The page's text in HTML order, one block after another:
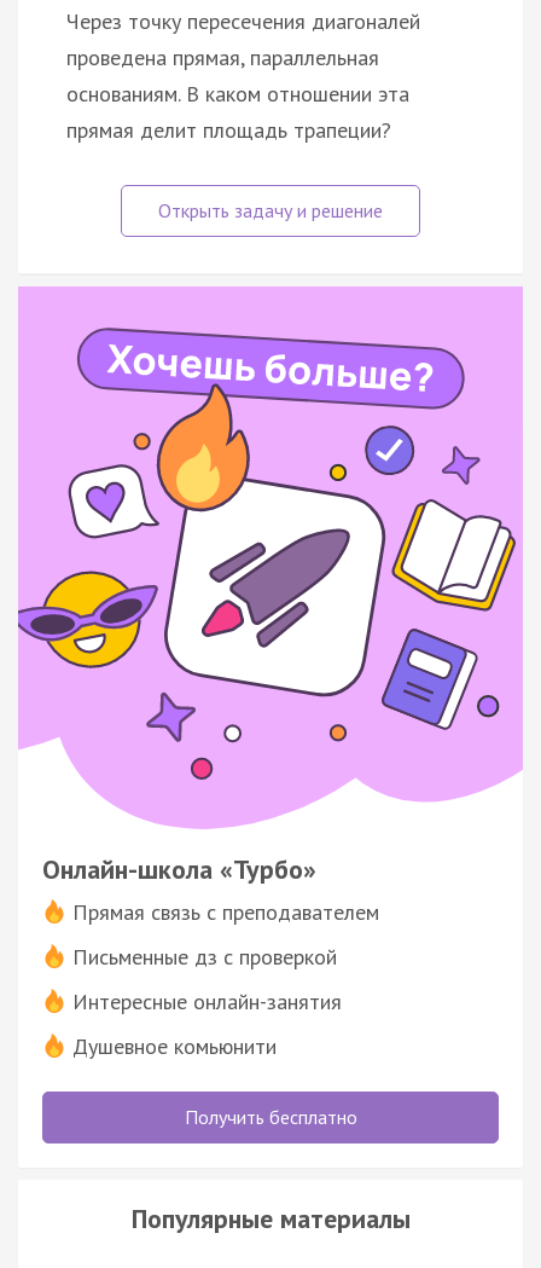
Через точку пересечения диагоналей
проведена прямая, параллельная
основаниям. В каком отношении эта
прямая делит площадь трапеции?
Онлайн-школа «Турбо»
Прямая связь с преподавателем
Письменные дз с проверкой
Интересные онлайн-занятия
Душевное комьюнити
Получить бесплатно
Популярные материалы